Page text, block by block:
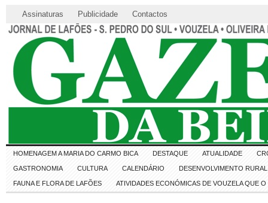
Assinaturas Publicidade Contactos
HOMENAGEM A MARIA DO CARMO BICA DESTAQUE ATUALIDADE
GASTRONOMIA CULTURA CALENDÁRIO DESENVOLVIMENTO RURAL
FAUNA E FLORA DE LAFÕES ATIVIDADES ECONÓMICAS DE VOUZELA QUE